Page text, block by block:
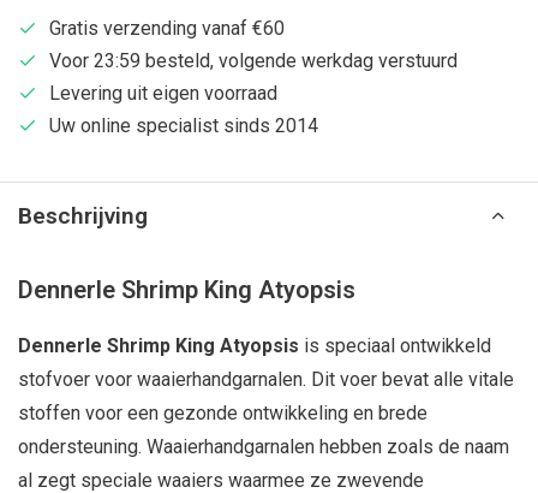
Gratis verzending vanaf €60
Voor 23:59 besteld, volgende werkdag verstuurd
Levering uit eigen voorraad
Uw online specialist sinds 2014
Beschrijving
Dennerle Shrimp King Atyopsis
Dennerle Shrimp King Atyopsis is speciaal ontwikkeld
stofvoer voor waaierhandgarnalen. Dit voer bevat alle vitale
stoffen voor een gezonde ontwikkeling en brede
ondersteuning. Waaierhandgarnalen hebben zoals de naam
al zegt speciale waaiers waarmee ze zwevende